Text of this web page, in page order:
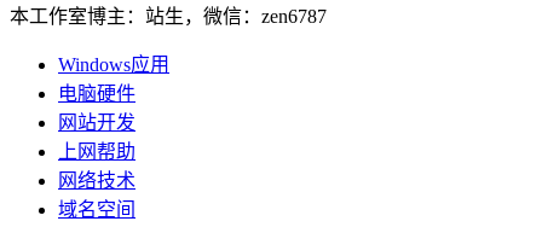
本工作室博主：站生，微信：zen6787
Windows应用
电脑硬件
网站开发
上网帮助
网络技术
域名空间